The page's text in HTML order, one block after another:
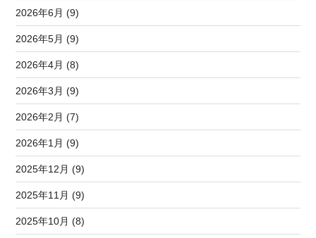
2026年6月 (9)
2026年5月 (9)
2026年4月 (8)
2026年3月 (9)
2026年2月 (7)
2026年1月 (9)
2025年12月 (9)
2025年11月 (9)
2025年10月 (8)